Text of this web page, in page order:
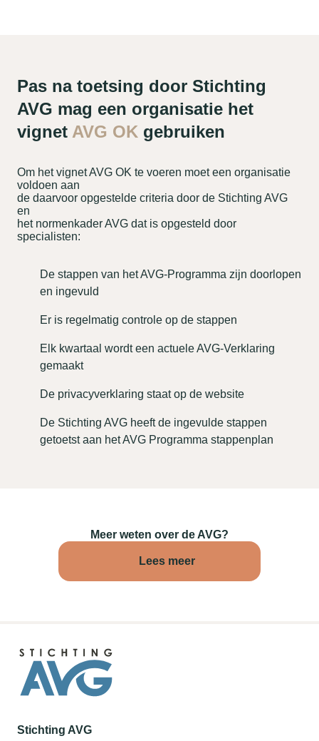
Pas na toetsing door Stichting
AVG mag een organisatie het
vignet AVG OK gebruiken
Om het vignet AVG OK te voeren moet een organisatie
voldoen aan
de daarvoor opgestelde criteria door de Stichting AVG
en
het normenkader AVG dat is opgesteld door
specialisten:
De stappen van het AVG-Programma zijn doorlopen
en ingevuld
Er is regelmatig controle op de stappen
Elk kwartaal wordt een actuele AVG-Verklaring
gemaakt
De privacyverklaring staat op de website
De Stichting AVG heeft de ingevulde stappen
getoetst aan het AVG Programma stappenplan
Meer weten over de AVG?
Lees meer
Stichting AVG